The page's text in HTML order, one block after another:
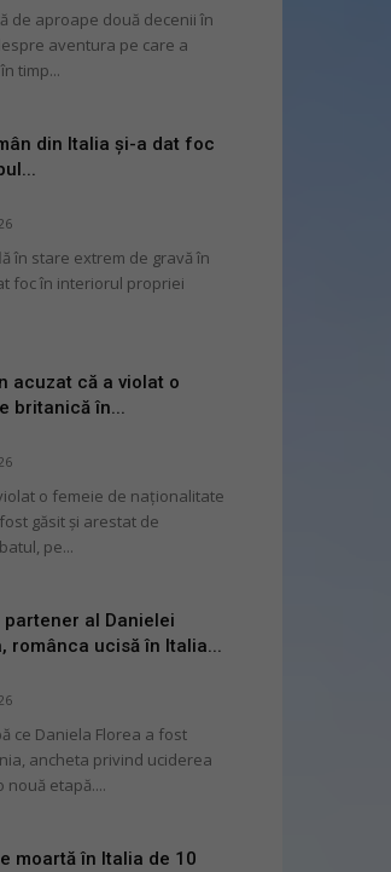
de aproape două decenii în
aventura pe care a
timp...
din Italia și-a dat foc
în stare extrem de gravă în
foc în interiorul propriei
acuzat că a violat o
britanică în...
o femeie de naționalitate
găsit și arestat de
pe...
partener al Danielei
românca ucisă în Italia...
ce Daniela Florea a fost
ancheta privind uciderea
nouă etapă....
moartă în Italia de 10